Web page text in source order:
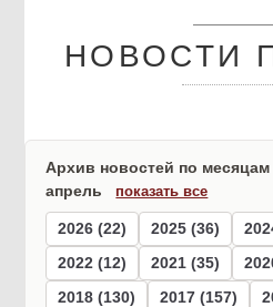
НОВОСТИ
Архив новостей по
апрель
показать все
2026 (22) 2025 (36)
2022 (12)
2021 (35)
2018 (130)
2017 (157)